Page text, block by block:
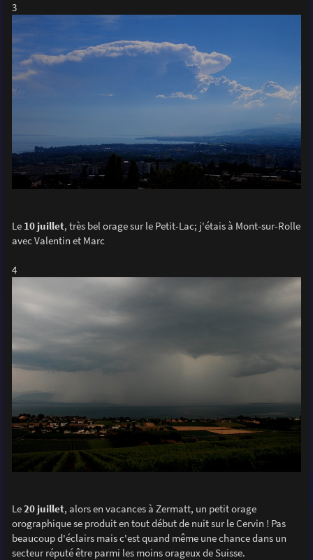
3
Le 10 juillet, très bel orage sur le Petit-Lac; j'étais à Mont-sur-Rolle
avec Valentin et Marc
4
Le20 juillet, alors en vacances à Zermatt, un petit orage
orographique se produit en tout début de nuit sur le Cervin ! Pas
beaucoup d'éclairs mais c'est quand même une chance dans un
secteur réputé être parmi les moins orageux de Suisse.